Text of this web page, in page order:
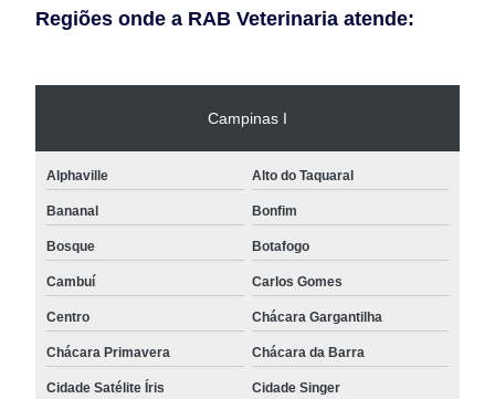
Regiões onde a RAB Veterinaria atende:
Campinas I
Alphaville Alto do Taquaral
Bananal Bonfim
Bosque Botafogo
Cambuí Carlos Gomes
Centro Chácara Gargantilha
Chácara Primavera Chácara da Barra
Cidade Satélite Íris Cidade Singer